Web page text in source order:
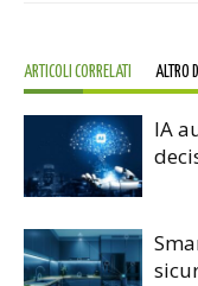
ARTICOLI CORRELATI ALTRO
IA